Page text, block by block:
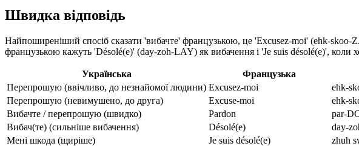
Швидка відповідь
Найпоширеніший спосіб сказати 'вибачте' французькою, це 'Excusez-moi' (ehk-
французькою кажуть 'Désolé(e)' (day-zoh-LAY) як вибачення і 'Je suis désolé(e)', коли
Українська Французька
Перепрошую (ввічливо, до незнайомої людини) Excusez-moi ehk-
Перепрошую (невимушено, до друга)
Excuse-moi ehk-
Вибачте / перепрошую (швидко)
Pardon par-
Вибач(те) (сильніше вибачення)
Désolé(e) day-
Мені шкода (щиріше)
Je suis désolé(e) zhuh